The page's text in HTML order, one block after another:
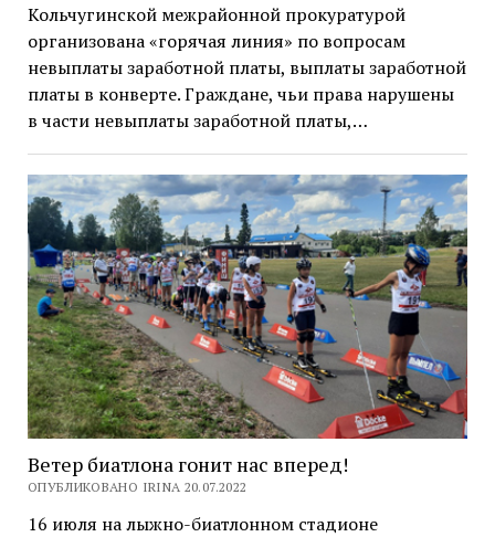
Кольчугинской межрайонной прокуратурой
организована «горячая линия» по вопросам
невыплаты заработной платы, выплаты заработной
платы в конверте. Граждане, чьи права нарушены
в части невыплаты заработной платы,…
Ветер биатлона гонит нас вперед!
ОПУБЛИКОВАНО IRINA 20.07.2022
16 июля на лыжно-биатлонном стадионе